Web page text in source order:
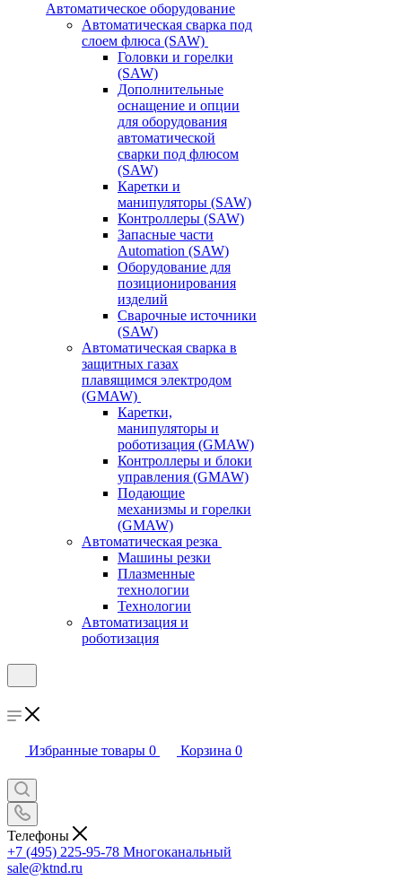
Автоматическое оборудование
Автоматическая сварка под
слоем флюса (SAW)
Головки и горелки
(SAW)
Дополнительные
оснащение и опции
для оборудования
автоматической
сварки под флюсом
(SAW)
Каретки и
манипуляторы (SAW)
Контроллеры (SAW)
Запасные части
Automation (SAW)
Оборудование для
позиционирования
изделий
Сварочные источники
(SAW)
Автоматическая сварка в
защитных газах
плавящимся электродом
(GMAW)
Каретки,
манипуляторы и
роботизация (GMAW)
Контроллеры и блоки
управления (GMAW)
Подающие
механизмы и горелки
(GMAW)
Автоматическая резка
Машины резки
Плазменные
технологии
Технологии
Автоматизация и
роботизация
Избранные товары 0 Корзина 0
Телефоны
+7 (495) 225-95-78 Многоканальный
sale@ktnd.ru